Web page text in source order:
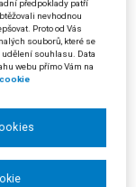
proti dodatečnému
rozdíl na daňovém
li jenom proti
výrok. Absence
k závěru, že se o
rozdíl na daňovém
předpoklady patří
nevhodnou
Proto od Vás
souborů, které se
souhlasu. Data
webu přímo Vám na